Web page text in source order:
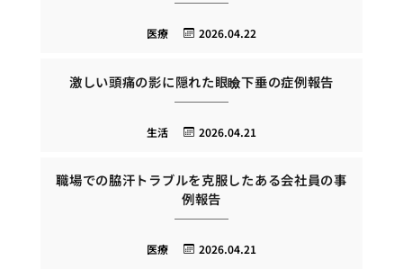
2026.04.22
医療
激しい頭痛の影に隠れた眼瞼下垂の症例報告
2026.04.21
生活
職場での脇汗トラブルを克服したある会社員の事
例報告
2026.04.21
医療